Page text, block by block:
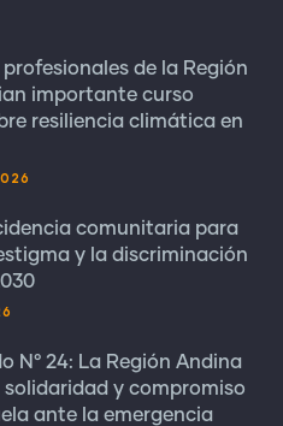
profesionales de la Región
importante curso
resiliencia climática en
comunitaria para
y la discriminación
N° 24: La Región Andina
solidaridad y compromiso
ante la emergencia